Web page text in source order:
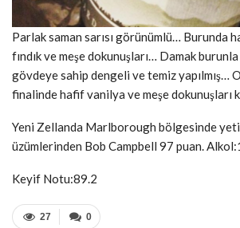
Parlak saman sarısı görünümlü… Burunda
fındık ve meşe dokunuşları… Damak
gövdeye sahip dengeli ve temiz yapılmış…
finalinde hafif vanilya ve meşe dokunuşları
Yeni Zellanda Marlborough bölgesinde
üzümlerinden Bob Campbell 97 puan.
Keyif Notu:89.2
0
27